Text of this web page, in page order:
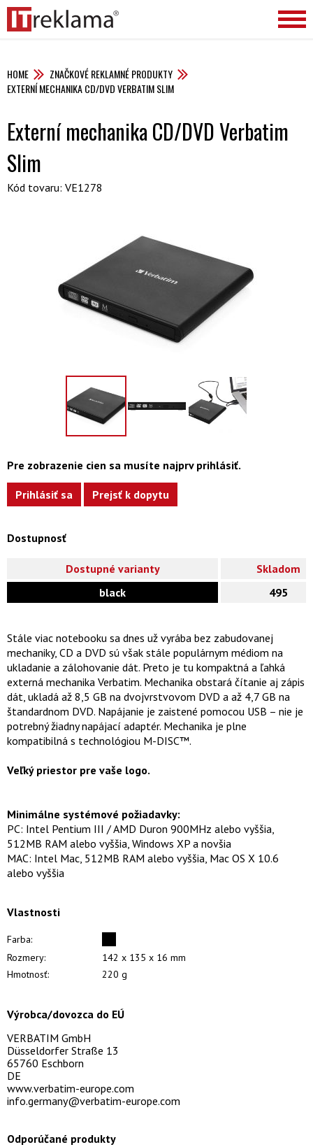
HOME
ZNAČKOVÉ REKLAMNÉ PRODUKTY
EXTERNÍ MECHANIKA CD/DVD VERBATIM SLIM
Externí mechanika CD/DVD Verbatim
Slim
Kód tovaru: VE1278
Pre zobrazenie cien sa musíte najprv prihlásiť.
Prihlásiť sa Prejsť k dopytu
Dostupnosť
Dostupné varianty
Skladom
black
495
Stále viac notebooku sa dnes už vyrába bez zabudovanej
mechaniky, CD a DVD sú však stále populárnym médiom na
ukladanie a zálohovanie dát. Preto je tu kompaktná a ľahká
externá mechanika Verbatim. Mechanika obstará čítanie aj zápis
dát, ukladá až 8,5 GB na dvojvrstvovom DVD a až 4,7 GB na
štandardnom DVD. Napájanie je zaistené pomocou USB – nie je
potrebný žiadny napájací adaptér. Mechanika je plne
kompatibilná s technológiou M-DISC™.
Veľký priestor pre vaše logo.
Minimálne systémové požiadavky:
PC: Intel Pentium III / AMD Duron 900MHz alebo vyššia,
512MB RAM alebo vyššia, Windows XP a novšia
MAC: Intel Mac, 512MB RAM alebo vyššia, Mac OS X 10.6
alebo vyššia
Vlastnosti
Farba:
Rozmery:
142 x 135 x 16 mm
Hmotnosť:
220 g
Výrobca/dovozca do EÚ
VERBATIM GmbH
Düsseldorfer Straße 13
65760 Eschborn
DE
www.verbatim-europe.com
info.germany@verbatim-europe.com
Odporúčané produkty